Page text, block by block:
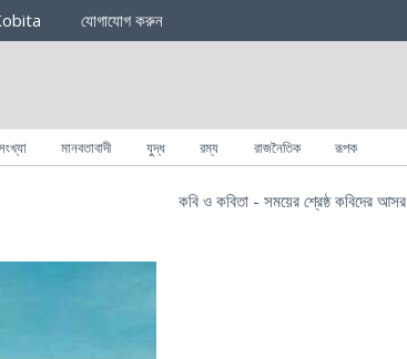
যোগাযোগ করুন
মানবতাবাদী যুদ্ধ রম্য রাজনৈতিক রূপক
কবি ও কবিতা - সময়ের শ্রেষ্ঠ কবিদের আসর